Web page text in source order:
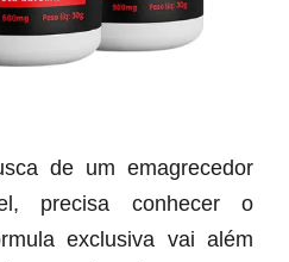
de um emagrecedor
precisa conhecer o
exclusiva vai além